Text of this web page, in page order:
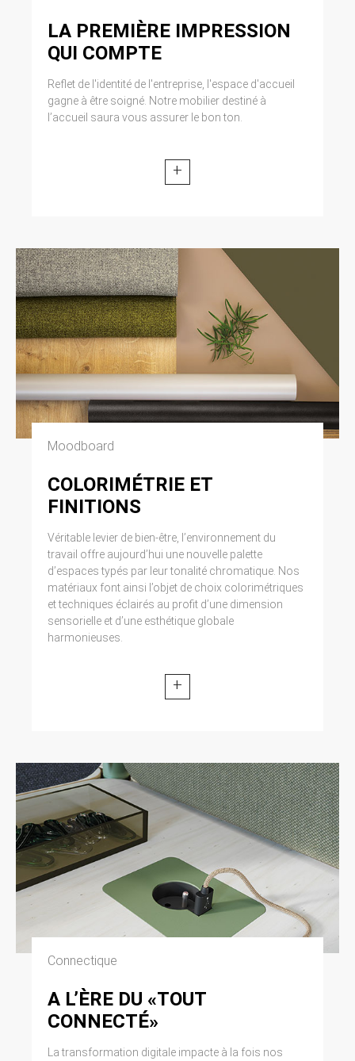
LA PREMIÈRE IMPRESSION
QUI COMPTE
Reflet de l'identité de l'entreprise, l'espace d'accueil
gagne à être soigné. Notre mobilier destiné à
l’accueil saura vous assurer le bon ton.
+
Moodboard
COLORIMÉTRIE ET
FINITIONS
Véritable levier de bien-être, l’environnement du
travail offre aujourd’hui une nouvelle palette
d’espaces typés par leur tonalité chromatique. Nos
matériaux font ainsi l’objet de choix colorimétriques
et techniques éclairés au profit d’une dimension
sensorielle et d’une esthétique globale
harmonieuses.
+
Connectique
A L’ÈRE DU «TOUT
CONNECTÉ»
La transformation digitale impacte à la fois nos